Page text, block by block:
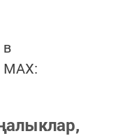
в
MАХ: